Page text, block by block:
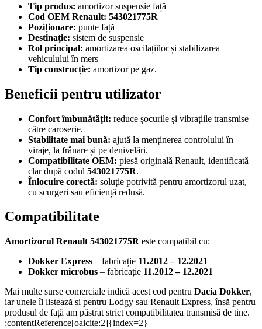
Tip produs: amortizor suspensie față
Cod OEM Renault: 543021775R
Poziționare: punte față
Destinație: sistem de suspensie
Rol principal: amortizarea oscilațiilor și stabilizarea
vehiculului în mers
Tip construcție: amortizor pe gaz.
Beneficii pentru utilizator
Confort îmbunătățit: reduce șocurile și vibrațiile transmise
către caroserie.
Stabilitate mai bună: ajută la menținerea controlului în
viraje, la frânare și pe denivelări.
Compatibilitate OEM: piesă originală Renault, identificată
clar după codul 543021775R.
Înlocuire corectă: soluție potrivită pentru amortizorul uzat,
cu scurgeri sau eficiență redusă.
Compatibilitate
Amortizorul Renault 543021775R este compatibil cu:
Dokker Express – fabricație 11.2012 – 12.2021
Dokker microbus – fabricație 11.2012 – 12.2021
Mai multe surse comerciale indică acest cod pentru Dacia Dokker,
iar unele îl listează și pentru Lodgy sau Renault Express, însă pentru
produsul de față am păstrat strict compatibilitatea transmisă de tine.
:contentReference[oaicite:2]{index=2}